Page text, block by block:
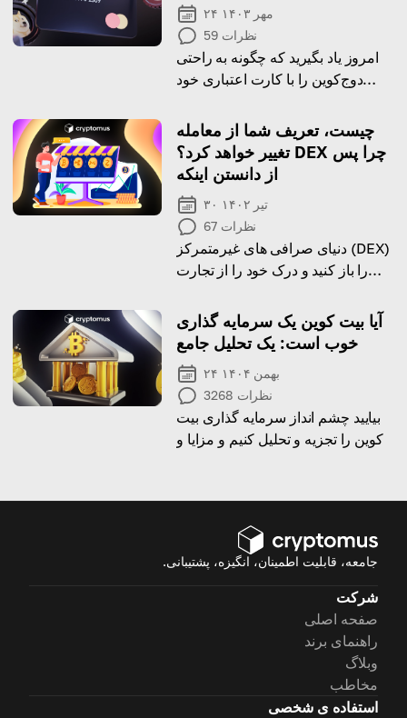
۲۴ مهر ۱۴۰۳
59 نظرات
امروز یاد بگیرید که چگونه به راحتی
دوج‌کوین را با کارت اعتباری خود
چیست، تعریف شما از معامله
تغییر خواهد کرد؟ DEX چرا پس
از دانستن اینکه
۳۰ تیر ۱۴۰۲
67 نظرات
دنیای صرافی های غیرمتمرکز (DEX)
را باز کنید و درک خود را از تجارت
آیا بیت کوین یک سرمایه گذاری
خوب است: یک تحلیل جامع
۲۴ بهمن ۱۴۰۴
3268 نظرات
بیایید چشم انداز سرمایه گذاری بیت
کوین را تجزیه و تحلیل کنیم و مزایا و
جامعه، قابلیت اطمینان، انگیزه، پشتیبانی.
شرکت
صفحه اصلی
راهنمای برند
وبلاگ
مخاطب
استفاده ی شخصی